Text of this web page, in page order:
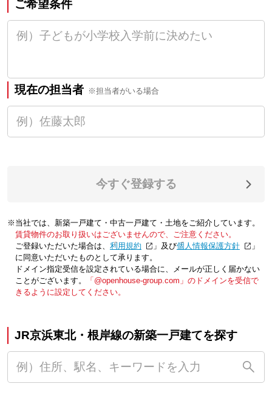
ご希望条件
現在の担当者 ※担当者がいる場合
今すぐ登録する
※当社では、新築一戸建て・中古一戸建て・土地をご紹介しています。
賃貸物件のお取り扱いはございませんので、ご注意ください。
ご登録いただいた場合は、「利用規約 」及び「個人情報保護方針
」
に同意いただいたものとして承ります。
ドメイン指定受信を設定されている場合に、メールが正しく届かない
ことがございます。
「@openhouse-group.com」のドメインを受信で
きるように設定してください。
JR京浜東北・根岸線の新築一戸建てを探す